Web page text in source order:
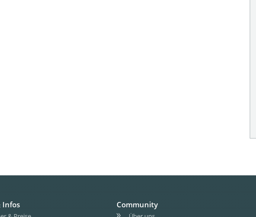
Infos Community